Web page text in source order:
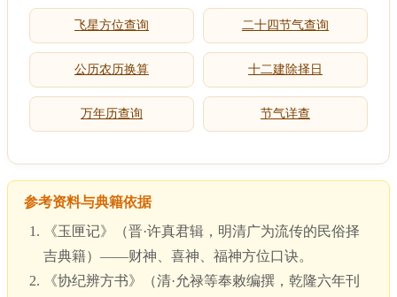
飞星方位查询 二十四节气查询
公历农历换算 十二建除择日
万年历查询 节气详查
参考资料与典籍依据
《玉匣记》（晋·许真君辑，明清广为流传的民俗择
吉典籍）——财神、喜神、福神方位口诀。
《协纪辨方书》（清·允禄等奉敕编撰，乾隆六年刊